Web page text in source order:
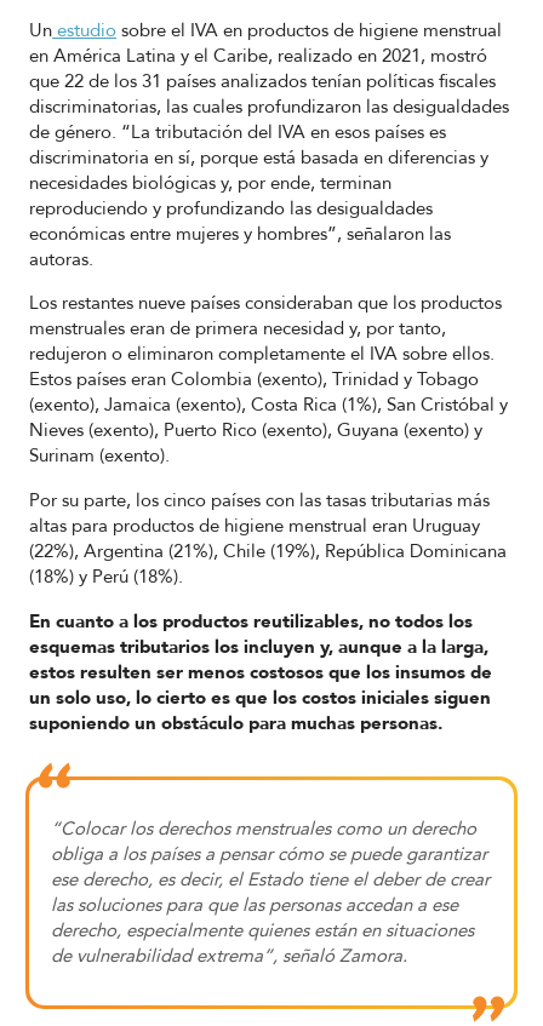
Un estudio sobre el IVA en productos de higiene menstrual
en América Latina y el Caribe, realizado en 2021, mostró
que 22 de los 31 países analizados tenían políticas fiscales
discriminatorias, las cuales profundizaron las desigualdades
de género. “La tributación del IVA en esos países es
discriminatoria en sí, porque está basada en diferencias y
necesidades biológicas y, por ende, terminan
reproduciendo y profundizando las desigualdades
económicas entre mujeres y hombres”, señalaron las
autoras.
Los restantes nueve países consideraban que los productos
menstruales eran de primera necesidad y, por tanto,
redujeron o eliminaron completamente el IVA sobre ellos.
Estos países eran Colombia (exento), Trinidad y Tobago
(exento), Jamaica (exento), Costa Rica (1%), San Cristóbal y
Nieves (exento), Puerto Rico (exento), Guyana (exento) y
Surinam (exento).
Por su parte, los cinco países con las tasas tributarias más
altas para productos de higiene menstrual eran Uruguay
(22%), Argentina (21%), Chile (19%), República Dominicana
(18%) y Perú (18%).
En cuanto a los productos reutilizables, no todos los
esquemas tributarios los incluyen y, aunque a la larga,
estos resulten ser menos costosos que los insumos de
un solo uso, lo cierto es que los costos iniciales siguen
suponiendo un obstáculo para muchas personas.
“Colocar los derechos menstruales como un derecho
obliga a los países a pensar cómo se puede garantizar
ese derecho, es decir, el Estado tiene el deber de crear
las soluciones para que las personas accedan a ese
derecho, especialmente quienes están en situaciones
de vulnerabilidad extrema”, señaló Zamora.